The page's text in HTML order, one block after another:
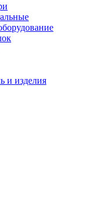
и изделия